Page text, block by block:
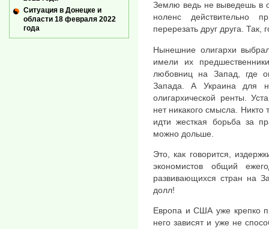
Землю ведь не выведешь в
ноленс действительно
перерезать друг друга. Так,
Нынешние олигархи
имели их
любовниц на Запад, где
Запада. А Украина для
олигархической ренты.
нет никакого смысла. Никто
идти жесткая борьба за
можно дольше.
Это, как говорится,
экономистов общий
развивающихся стран на
долл!
Европа и США уже крепко
него зависят и уже не
Ситуация в Донецке и
области 18 февраля 2022
года